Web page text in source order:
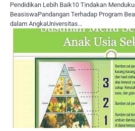
Pendidikan Lebih Baik10 Tindakan
BeasiswaPandangan Terhadap Program
dalam AngkaUniversitas…